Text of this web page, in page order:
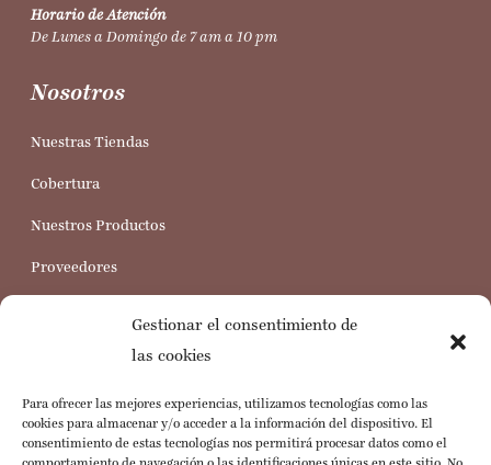
Gestionar el consentimiento de
las cookies
Para ofrecer las mejores experiencias, utilizamos tecnologías como las
cookies para almacenar y/o acceder a la información del dispositivo. El
consentimiento de estas tecnologías nos permitirá procesar datos como el
Horario de Atención
De Lunes a Domingo de 7 am a 10 pm
Nosotros
Nuestras Tiendas
Cobertura
Nuestros Productos
Proveedores
Servicio al Cliente
Preguntas Frecuentes
Política de Cookies